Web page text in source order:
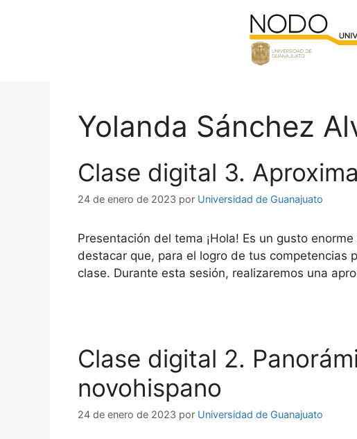
Yolanda Sánchez
Clase digital 3.
24 de enero de 2023 por Universidad de Guanajuato
Presentación del tema ¡Hola! Es un gusto
destacar que, para el logro de tus competencias
clase. Durante esta sesión, realizaremos una
Clase digital 2.
novohispano
24 de enero de 2023 por Universidad de Guanajuato